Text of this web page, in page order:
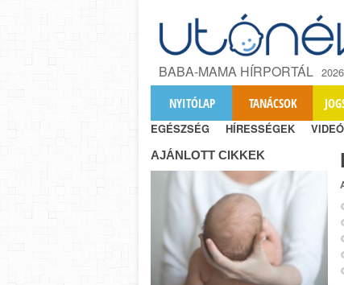
BABA-MAMA HÍRPORTÁL
NYITÓLAP TANÁCSOK
EGÉSZSÉG HÍRESSÉGEK
AJÁNLOTT CIKKEK